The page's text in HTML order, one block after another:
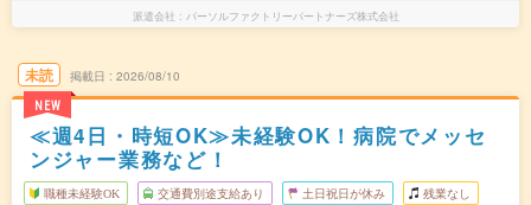
派遣会社 パーソルファクトリーパートナーズ株式会社
未読
NEW
掲載日 2026/08/10
≪週4日・時短OK≫未経験OK！病院でメッセ
ンジャー業務など！
職種未経験OK 交通費別途支給あり 土日祝日が休み 残業なし